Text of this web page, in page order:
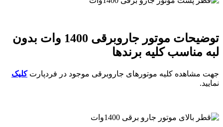
توضیحات موتور جاروبرقی 1400 وات بدون
لبه مناسب کلیه برندها
جهت مشاهده کلیه موتورهای جاروبرقی موجود در فردپارتکلیک
نمایید.